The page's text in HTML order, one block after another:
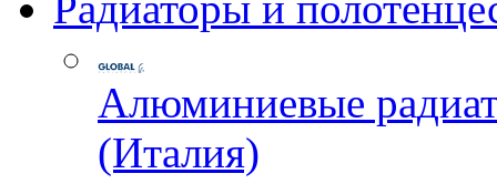
Алюминиевые
(Италия)